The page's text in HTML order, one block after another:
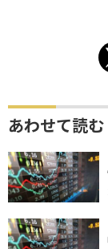
あわせて読む